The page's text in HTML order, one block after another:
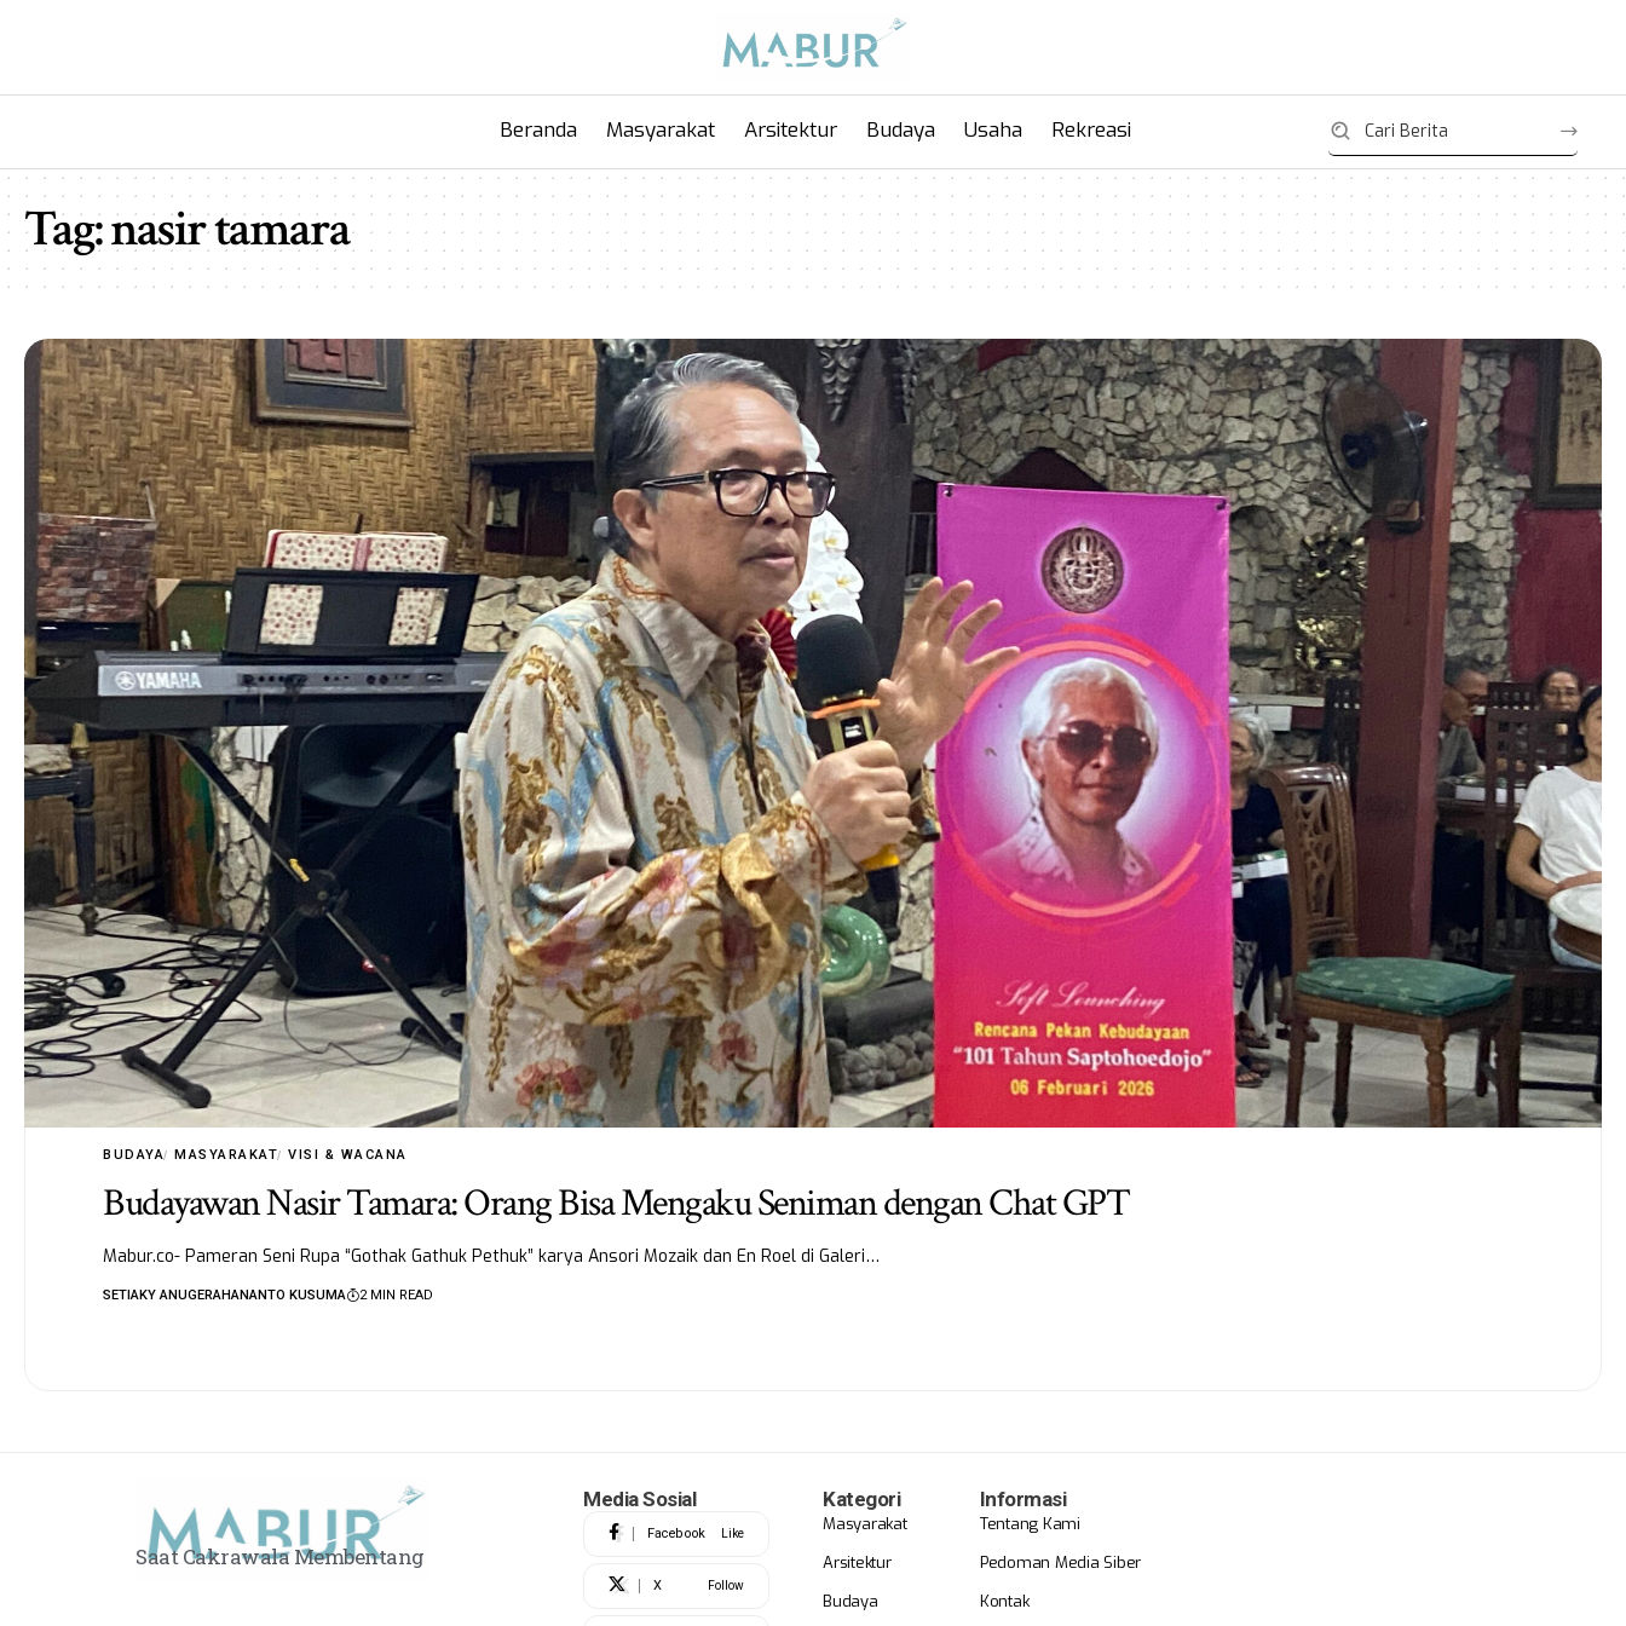
Beranda Masyarakat Arsitektur Budaya Usaha Rekreasi
Tag:nasir tamara
BUDAYA MASYARAKAT VISI & WACANA
Budayawan Nasir Tamara: Orang Bisa Mengaku Seniman dengan Chat GPT
Mabur.co- Pameran Seni Rupa “Gothak Gathuk Pethuk” karya Ansori Mozaik dan En Roel di Galeri…
SETIAKY ANUGERAHANANTO KUSUMA 2 MIN READ
Saat Cakrawala Membentang
Media Sosial
Facebook Like
X Follow
Kategori
Masyarakat
Arsitektur
Budaya
Informasi
Tentang Kami
Pedoman Media Siber
Kontak